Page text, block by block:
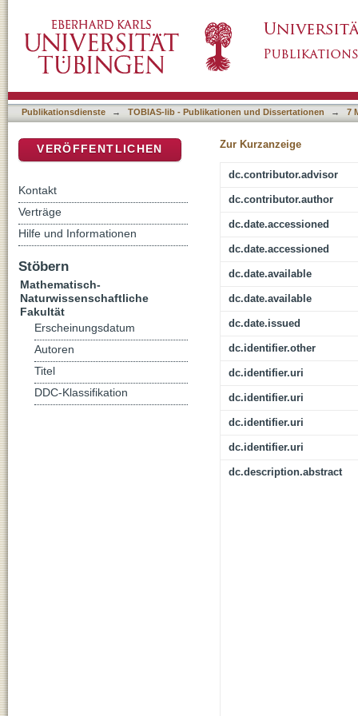
Acetylosmundalacton as-Triazin-,
aus Zucker-Templaten
Publikationsdienste → TOBIAS-lib - Publikationen und Dissertationen → 7
Zur Kurzanzeige
dc.contributor.advisor
dc.contributor.author
dc.date.accessioned
dc.date.accessioned
dc.date.available
dc.date.available
dc.date.issued
dc.identifier.other
dc.identifier.uri
dc.identifier.uri
dc.identifier.uri
dc.identifier.uri
dc.description.abstract
VERÖFFENTLICHEN
Kontakt
Verträge
Hilfe und Informationen
Stöbern
Mathematisch-
Naturwissenschaftliche
Fakultät
Erscheinungsdatum
Autoren
Titel
DDC-Klassifikation